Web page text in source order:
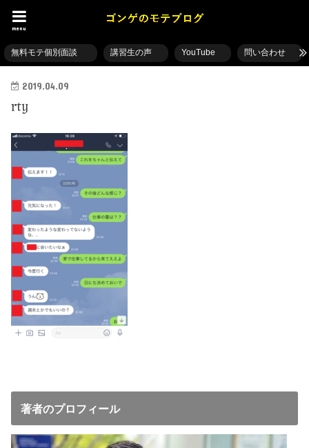
menu
無料モテ個別面談 講習生の声 YouTube 問い合わせ
2019.04.09
rty
著者のプロフィール